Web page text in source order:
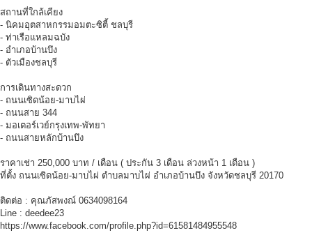
สถานที่ใกล้เคียง
- นิคมอุตสาหกรรมอมตะซิตี้ ชลบุรี
- ท่าเรือแหลมฉบัง
- อำเภอบ้านบึง
- ตัวเมืองชลบุรี
การเดินทางสะดวก
- ถนนเซิดน้อย-มาบไผ่
- ถนนสาย 344
- มอเตอร์เวย์กรุงเทพ-พัทยา
- ถนนสายหลักบ้านบึง
ราคาเช่า 250,000 บาท / เดือน ( ประกัน 3 เดือน ล่วงหน้า 1 เดือน )
ที่ตั้ง ถนนเซิดน้อย-มาบไผ่ ตำบลมาบไผ่ อำเภอบ้านบึง จังหวัดชลบุรี 20170
ติดต่อ : คุณภัสพงณ์ 0634098164
Line : deedee23
https://www.facebook.com/profile.php?id=61581484955548